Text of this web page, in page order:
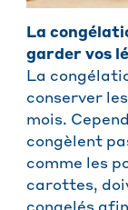
La
garder vos
La
conserver
mois.
congèlent
comme les
carottes,